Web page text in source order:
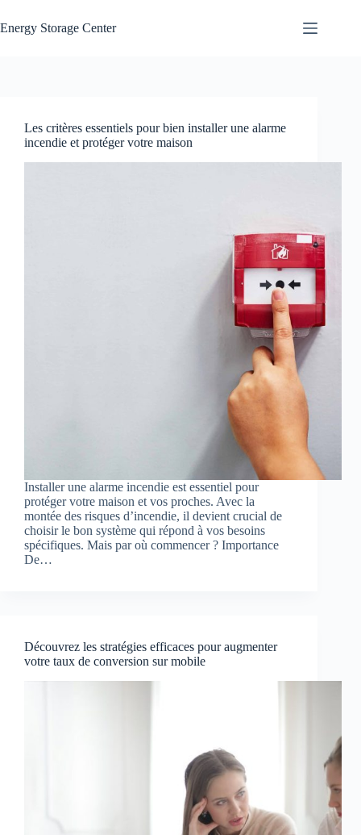
au
contenu
Energy Storage Center
Les critères essentiels pour bien installer une alarme
incendie et protéger votre maison
Installer une alarme incendie est essentiel pour
protéger votre maison et vos proches. Avec la
montée des risques d’incendie, il devient crucial de
choisir le bon système qui répond à vos besoins
spécifiques. Mais par où commencer ? Importance
De…
Découvrez les stratégies efficaces pour augmenter
votre taux de conversion sur mobile